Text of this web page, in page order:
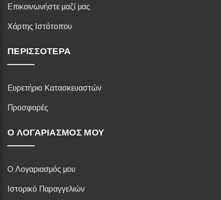
Επικοινωνήστε μαζί μας
Χάρτης Ιστότοπου
ΠΕΡΙΣΣΌΤΕΡΑ
Ευρετήριο Κατασκευαστών
Προσφορές
Ο ΛΟΓΑΡΙΑΣΜΌΣ ΜΟΥ
Ο Λογαριασμός μου
Ιστορικό Παραγγελιών